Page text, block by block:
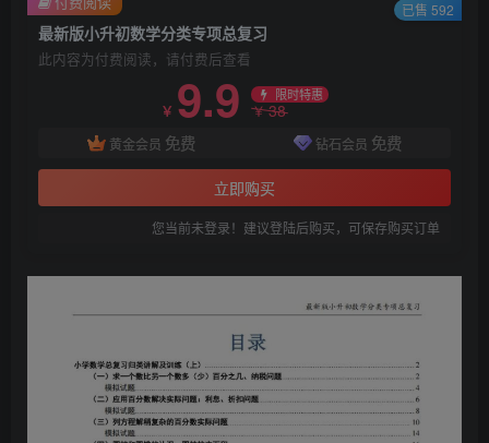
最新版小升初数学分类专项总复习
此内容为付费阅读，请付费后查看
￥ 9.9 限时特惠
￥38
黄金会员 免费 钻石会员 免费
立即购买
您当前未登录！建议登陆后购买，可保存购买订单
已售 592